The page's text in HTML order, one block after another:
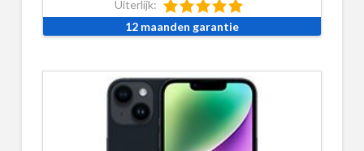
Uiterlijk:
12 maanden garantie